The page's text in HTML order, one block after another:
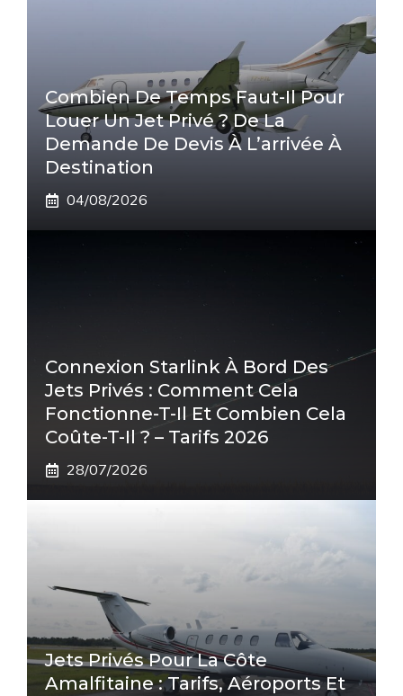
Combien De Temps Faut-Il Pour
Louer Un Jet Privé ? De La
Demande De Devis À L’arrivée À
Destination
04/08/2026
Connexion Starlink À Bord Des
Jets Privés : Comment Cela
Fonctionne-T-Il Et Combien Cela
Coûte-T-Il ? – Tarifs 2026
28/07/2026
Jets Privés Pour La Côte
Amalfitaine : Tarifs, Aéroports Et